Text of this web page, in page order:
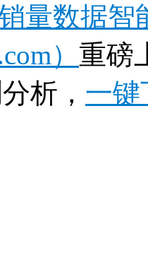
量数据
） 重磅
析， 一键